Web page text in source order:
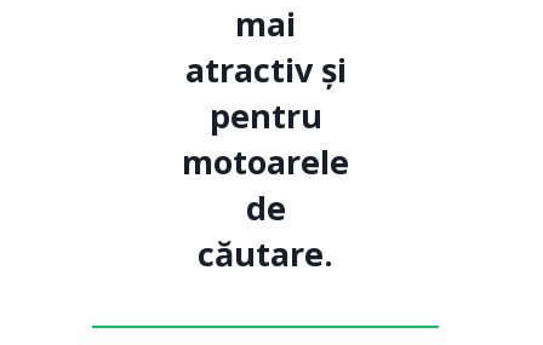
mai
atractiv și
pentru
motoarele
de
căutare.